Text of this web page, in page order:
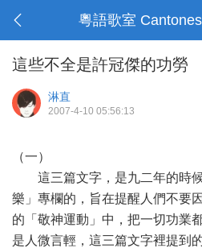
粵語歌室
這些不全是許冠傑的功勞
淋直
2007-4-10 05:56:13
（一）
這三篇文字，是九二年的時候
樂」專欄的，旨在提醒人們不要
的「敬神運動」中，把一切功業
是人微言輕，這三篇文字裡提到